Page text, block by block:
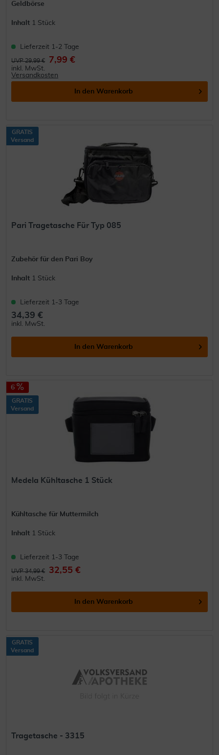
Geldbörse
Inhalt 1 Stück
Lieferzeit 1-2 Tage
UVP 29,99 € 7,99 €
inkl. MwSt.
Versandkosten
In den Warenkorb
GRATIS
Versand
Pari Tragetasche Für Typ 085
Zubehör für den Pari Boy
Inhalt 1 Stück
Lieferzeit 1-3 Tage
34,39 €
inkl. MwSt.
In den Warenkorb
6
GRATIS
Versand
Medela Kühltasche 1 Stück
Kühltasche für Muttermilch
Inhalt 1 Stück
Lieferzeit 1-3 Tage
UVP 34,99 € 32,55 €
inkl. MwSt.
In den Warenkorb
GRATIS
Versand
Tragetasche - 3315